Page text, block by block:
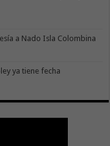
a Nado Isla Colombina
ya tiene fecha